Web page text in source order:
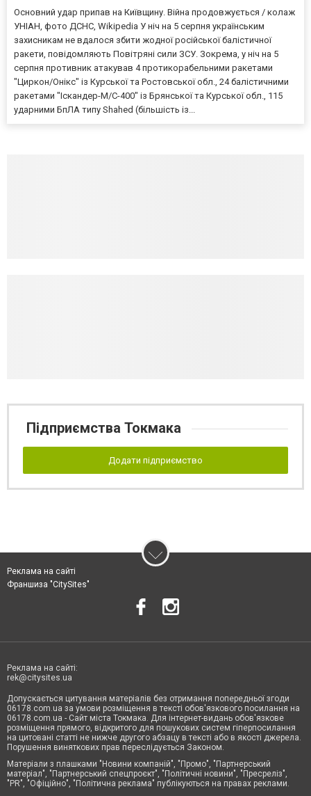
Основний удар припав на Київщину. Війна продовжується / колаж
УНІАН, фото ДСНС, Wikipedia У ніч на 5 серпня українським
захисникам не вдалося збити жодної російської балістичної
ракети, повідомляють Повітряні сили ЗСУ. Зокрема, у ніч на 5
серпня противник атакував 4 протикорабельними ракетами
"Циркон/Онікс" із Курської та Ростовської обл., 24 балістичними
ракетами "Іскандер-М/С-400" із Брянської та Курської обл., 115
ударними БпЛА типу Shahed (більшість із...
Підприємства Токмака
Додати підприємство
Реклама на сайті
Франшиза "CitySites"
Реклама на сайті:
rek@citysites.ua
Допускається цитування матеріалів без отримання попередньої згоди
06178.com.ua за умови розміщення в тексті обов'язкового посилання на
06178.com.ua - Сайт міста Токмака. Для інтернет-видань обов'язкове
розміщення прямого, відкритого для пошукових систем гіперпосилання
на цитовані статті не нижче другого абзацу в тексті або в якості джерела.
Порушення виняткових прав переслідується Законом.
Матеріали з плашками "Новини компаній", "Промо", "Партнерський
матеріал", "Партнерський спецпроєкт", "Політичні новини", "Пресреліз",
"PR", "Офіційно", "Політична реклама" публікуються на правах реклами.